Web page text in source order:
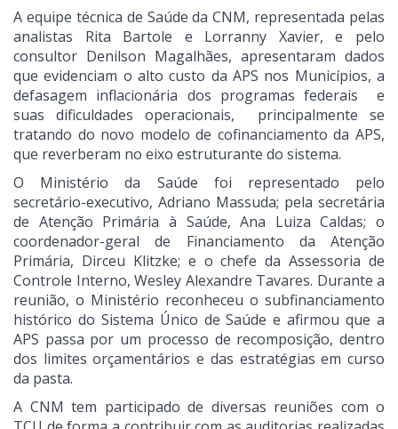
A equipe técnica de Saúde da CNM, representada pelas
analistas Rita Bartole e Lorranny Xavier, e pelo
consultor Denilson Magalhães, apresentaram dados
que evidenciam o alto custo da APS nos Municípios, a
defasagem inflacionária dos programas federais e
suas dificuldades operacionais, principalmente se
tratando do novo modelo de cofinanciamento da APS,
que reverberam no eixo estruturante do sistema.
O Ministério da Saúde foi representado pelo
secretário-executivo, Adriano Massuda; pela secretária
de Atenção Primária à Saúde, Ana Luiza Caldas; o
coordenador-geral de Financiamento da Atenção
Primária, Dirceu Klitzke; e o chefe da Assessoria de
Controle Interno, Wesley Alexandre Tavares. Durante a
reunião, o Ministério reconheceu o subfinanciamento
histórico do Sistema Único de Saúde e afirmou que a
APS passa por um processo de recomposição, dentro
dos limites orçamentários e das estratégias em curso
da pasta.
A CNM tem participado de diversas reuniões com o